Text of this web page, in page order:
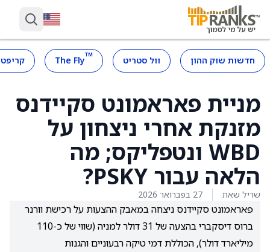
חדשות שוק ההון וול סטריט ™
The Fly
מניית פאראמונט סקיידנס
מזנקת אחרי ניצחון על
WBD ונטפליקס; מה
הלאה עבור PSKY?
שריל שאת 27 בפברואר 2026
פאראמונט סקיידנס ניצחה במאבק ההצעות על רכישת וורנר
ברוס דיסקברי בהצעה של 31 דולר למניה (שווי של כ-110
מיליארד דולר), הכוללת דמי טיקה רבעוניים והגנות